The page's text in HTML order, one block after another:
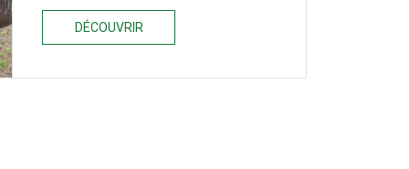
DÉCOUVRIR